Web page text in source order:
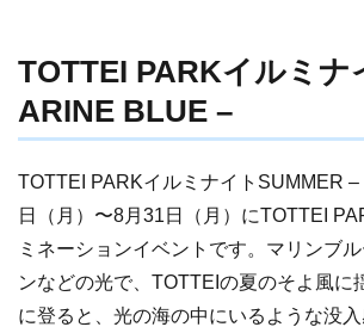
TOTTEI PARKイルミナ
ARINE BLUE –
TOTTEI PARKイルミナイトSUMMER
日（月）〜8月31日（月）にTOTTEI
ミネーションイベントです。マリンブ
ンなどの光で、TOTTEIの夏のそよ風に
に登ると、光の海の中にいるような没入